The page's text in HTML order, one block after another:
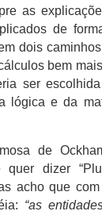
as
de
dois
bem
ser
lógica e da
de
quer dizer
acho que
“as